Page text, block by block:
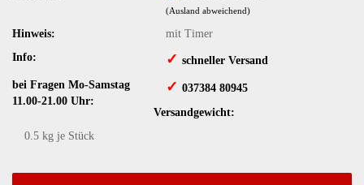
(Ausland abweichend)
Hinweis:
mit Timer
Info:
✓ ​schneller Versand
bei Fragen Mo-Samstag
11.00-21.00 Uhr:
✓ ​ 037384 80945
Versandgewicht:
0.5 kg je Stück